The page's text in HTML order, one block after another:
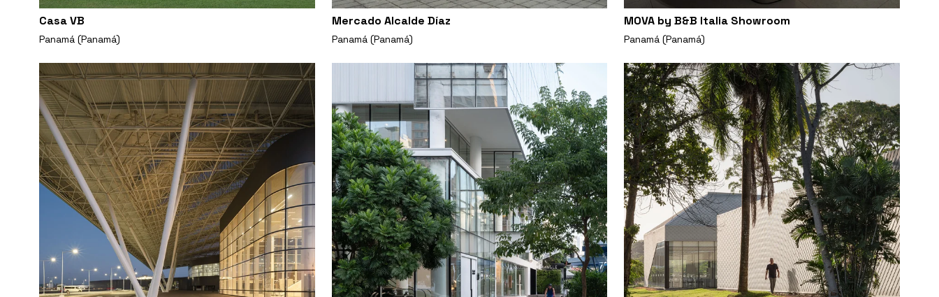
Casa VB
Panamá (Panamá)
Mercado Alcalde Díaz
Panamá (Panamá)
MOVA by B&B Italia Showroom
Panamá (Panamá)